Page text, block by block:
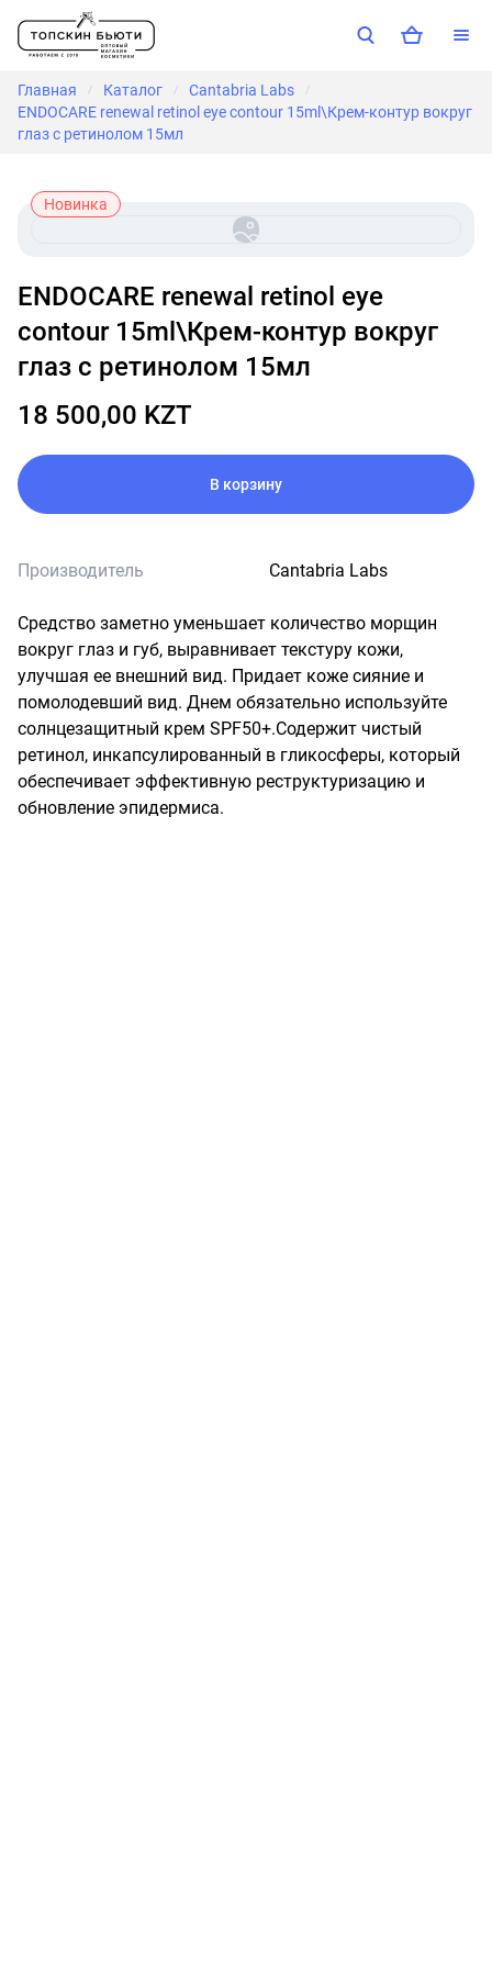
Главная / Каталог / Cantabria Labs /
ENDOCARE renewal retinol eye contour 15ml\Крем-контур вокруг
глаз с ретинолом 15мл
Новинка
ENDOCARE renewal retinol eye
contour 15ml\Крем-контур вокруг
глаз с ретинолом 15мл
18 500,00 KZT
В корзину
Производитель Cantabria Labs
Средство заметно уменьшает количество морщин
вокруг глаз и губ, выравнивает текстуру кожи,
улучшая ее внешний вид. Придает коже сияние и
помолодевший вид. Днем обязательно используйте
солнцезащитный крем SPF50+.Содержит чистый
ретинол, инкапсулированный в гликосферы, который
обеспечивает эффективную реструктуризацию и
обновление эпидермиса.